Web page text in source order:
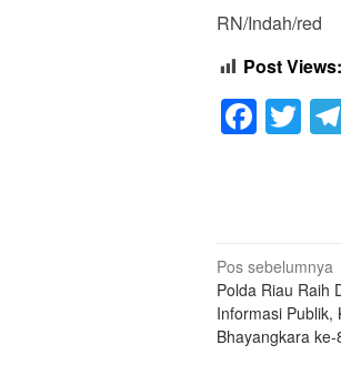
RN/Indah/red
Post Views:
Navigasi
pos
Pos sebelumnya
Polda Riau Raih
Informasi Publik,
Bhayangkara ke-